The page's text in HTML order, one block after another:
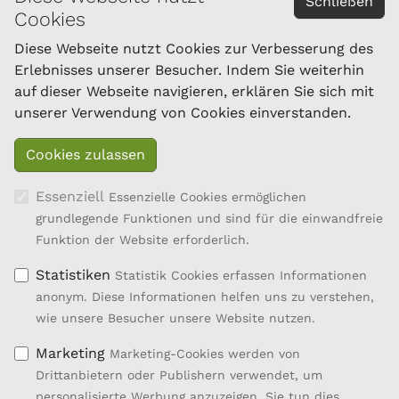
Cookies
Diese Webseite nutzt Cookies zur Verbesserung des
Erlebnisses unserer Besucher. Indem Sie weiterhin
auf dieser Webseite navigieren, erklären Sie sich mit
unserer Verwendung von Cookies einverstanden.
Essenziell Essenzielle Cookies ermöglichen
grundlegende Funktionen und sind für die einwandfreie
Funktion der Website erforderlich.
Statistiken Statistik Cookies erfassen Informationen
anonym. Diese Informationen helfen uns zu verstehen,
wie unsere Besucher unsere Website nutzen.
Marketing Marketing-Cookies werden von
Drittanbietern oder Publishern verwendet, um
Österreichischer Bundesverband für Schafe und
Ziegen
Dresdner Straße 89/B1/18
1200 Wien
Tel.: 01/334 17 21-40